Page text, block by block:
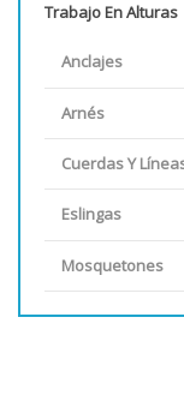
Trabajo En Alturas
Anclajes
Arnés
Cuerdas Y
Eslingas
Mosquetones